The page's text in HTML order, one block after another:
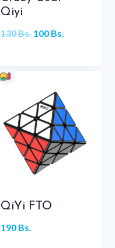
Qiyi
130Bs. El
130 Bs..
100 Bs.
100 Bs..
QiYi FTO
190 Bs.